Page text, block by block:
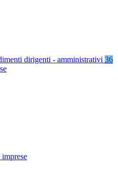
dirigenti - amministrativi 36